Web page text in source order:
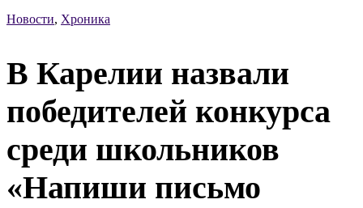
Новости, Хроника
В Карелии назвали
победителей конкурса
среди школьников
«Напиши письмо